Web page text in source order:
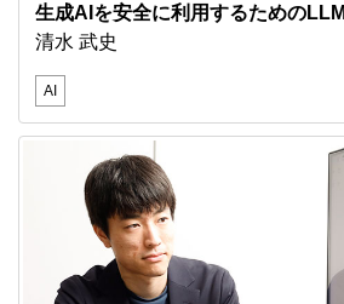
生成AIを安全に利用するための
清水 武史
AI